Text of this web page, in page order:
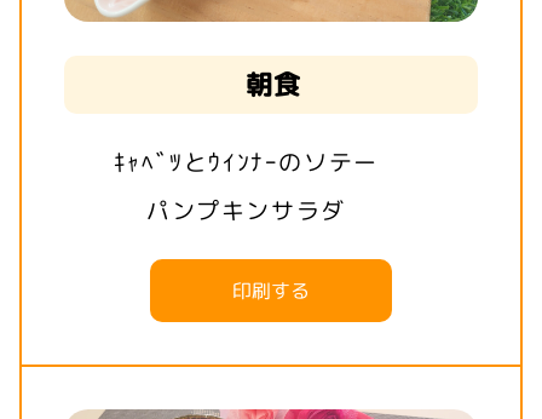
朝食
ｷｬﾍﾞﾂとｳｲﾝﾅｰのソテー
パンプキンサラダ
印刷する